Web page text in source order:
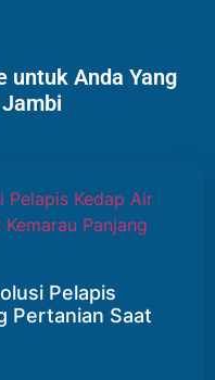
untuk Anda Yang
Pelapis
Pertanian Saat